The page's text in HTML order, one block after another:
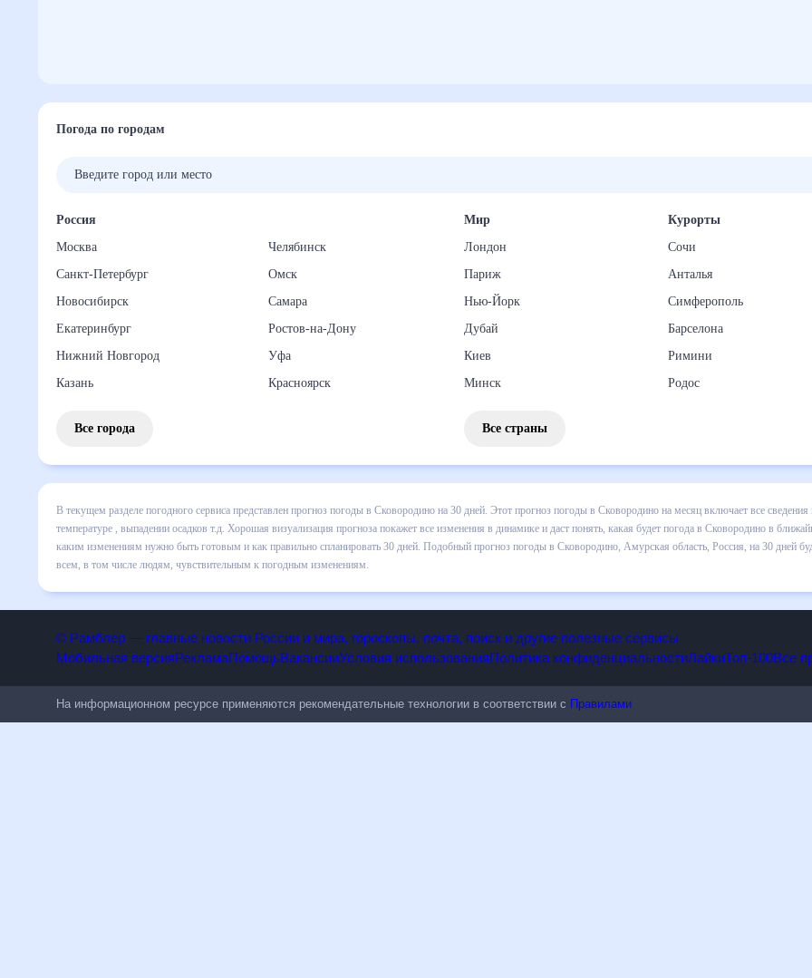
Погода по городам
Россия
Москва
Санкт-Петербург
Новосибирск
Екатеринбург
Нижний Новгород
Казань
Челябинск
Омск
Самара
Ростов-на-Дону
Уфа
Красноярск
Все города
Мир
Лондон
Париж
Нью-Йорк
Дубай
Киев
Минск
Курорты
Сочи
Анталья
Симферополь
Барселона
Римини
Родос
Все страны
В текущем разделе погодного сервиса представлен прогноз погоды в Сковородино на 30 дней. Этот прогноз погоды в
месяц включает все сведения по дневной температуре , выпадении осадков т.д. Хорошая визуализация прогноза покажет все
динамике и даст понять, какая будет погода в Сковородино в ближайший месяц, к каким изменениям нужно быть готовым и как
спланировать 30 дней. Подобный прогноз погоды в Сковородино, Амурская область, Россия, на 30 дней будет полезен всем, в
© Рамблер — главные новости России и мира, гороскопы, почта, поиск и другие полезные сервисы
На информационном ресурсе применяются рекомендательные технологии в соответствии сПравилами